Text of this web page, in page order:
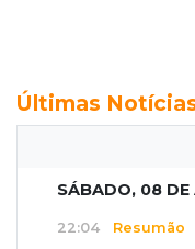
Últimas
SÁBADO, 08 DE
22:04 Resumão